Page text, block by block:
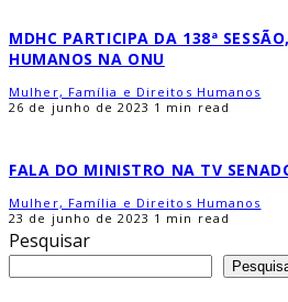
MDHC PARTICIPA DA 138ª
HUMANOS NA ONU
Mulher, Família e Direitos Humanos
26 de junho de 2023 1 min read
FALA DO MINISTRO NA TV
Mulher, Família e Direitos Humanos
23 de junho de 2023 1 min read
Pesquisar